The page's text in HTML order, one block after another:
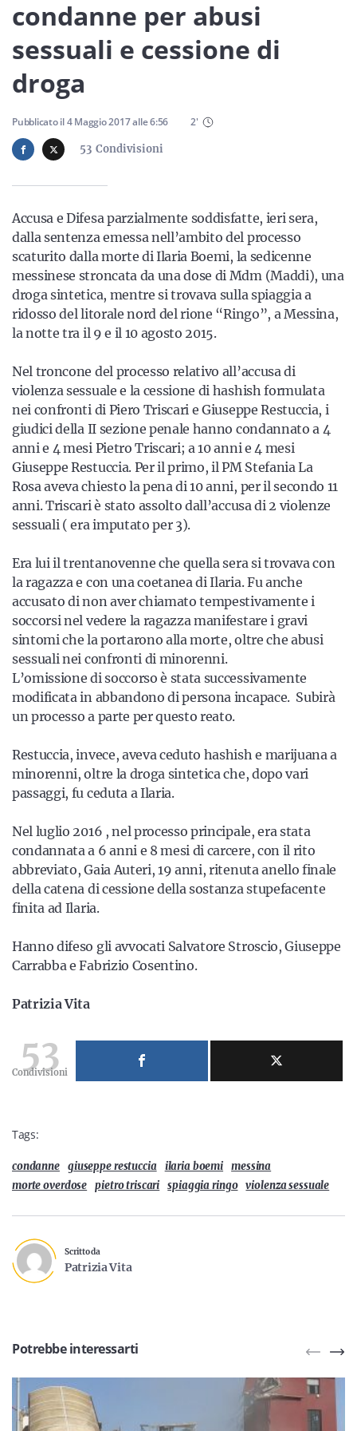
Servizi
Iscriviti
condanne per abusi
sessuali e cessione di
droga
53 Condivisioni
Pubblicato il4 Maggio 2017alle6:56 2'
Accusa e Difesa parzialmente soddisfatte, ieri sera,
dalla sentenza emessa nell’ambito del processo
scaturito dalla morte di Ilaria Boemi, la sedicenne
messinese stroncata da una dose di Mdm (Maddi), una
droga sintetica, mentre si trovava sulla spiaggia a
ridosso del litorale nord del rione “Ringo”, a Messina,
la notte tra il 9 e il 10 agosto 2015.
Nel troncone del processo relativo all’accusa di
violenza sessuale e la cessione di hashish formulata
nei confronti di Piero Triscari e Giuseppe Restuccia, i
giudici della II sezione penale hanno condannato a 4
anni e 4 mesi Pietro Triscari; a 10 anni e 4 mesi
Giuseppe Restuccia. Per il primo, il PM Stefania La
Rosa aveva chiesto la pena di 10 anni, per il secondo 11
anni. Triscari è stato assolto dall’accusa di 2 violenze
sessuali ( era imputato per 3).
Era lui il trentanovenne che quella sera si trovava con
la ragazza e con una coetanea di Ilaria. Fu anche
accusato di non aver chiamato tempestivamente i
soccorsi nel vedere la ragazza manifestare i gravi
sintomi che la portarono alla morte, oltre che abusi
sessuali nei confronti di minorenni.
L’omissione di soccorso è stata successivamente
modificata in abbandono di persona incapace. Subirà
un processo a parte per questo reato.
Restuccia, invece, aveva ceduto hashish e marijuana a
minorenni, oltre la droga sintetica che, dopo vari
passaggi, fu ceduta a Ilaria.
Nel luglio 2016 , nel processo principale, era stata
condannata a 6 anni e 8 mesi di carcere, con il rito
abbreviato, Gaia Auteri, 19 anni, ritenuta anello finale
della catena di cessione della sostanza stupefacente
finita ad Ilaria.
Hanno difeso gli avvocati Salvatore Stroscio, Giuseppe
Carrabba e Fabrizio Cosentino.
Patrizia Vita
53
Condivisioni
Tags:
condanne giuseppe restuccia ilaria boemi messina
morte overdose pietro triscari spiaggia ringo violenza sessuale
Scritto da
Patrizia Vita
Potrebbe interessarti